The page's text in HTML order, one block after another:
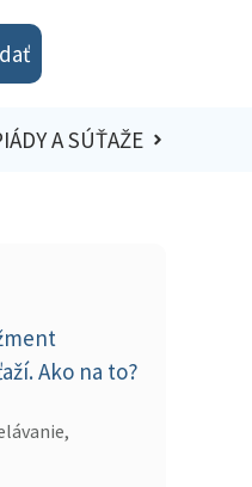
A SÚŤAŽE
Ako na to?